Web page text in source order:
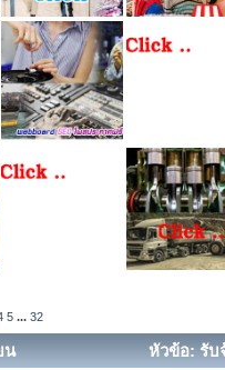
5 ...32
น
หัวข้อ: รับ